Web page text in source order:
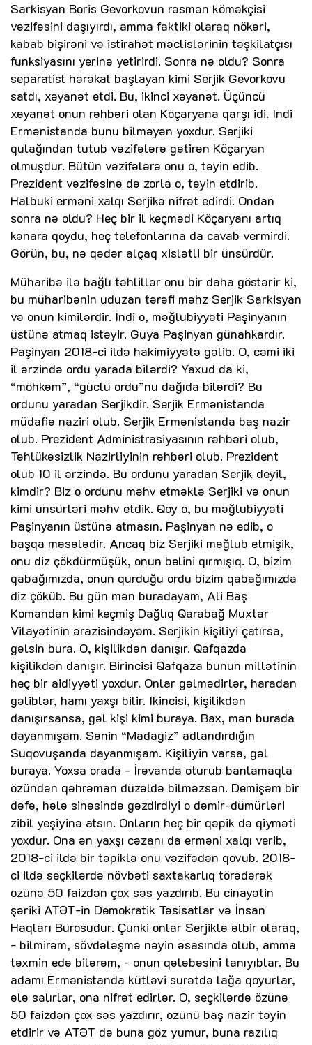
Sarkisyan Boris Gevorkovun rəsmən köməkçisi
vəzifəsini daşıyırdı, amma faktiki olaraq nökəri,
kabab bişirəni və istirahət məclislərinin təşkilatçısı
funksiyasını yerinə yetirirdi. Sonra nə oldu? Sonra
separatist hərəkat başlayan kimi Serjik Gevorkovu
satdı, xəyanət etdi. Bu, ikinci xəyanət. Üçüncü
xəyanət onun rəhbəri olan Köçaryana qarşı idi. İndi
Ermənistanda bunu bilməyən yoxdur. Serjiki
qulağından tutub vəzifələrə gətirən Köçaryan
olmuşdur. Bütün vəzifələrə onu o, təyin edib.
Prezident vəzifəsinə də zorla o, təyin etdirib.
Halbuki erməni xalqı Serjikə nifrət edirdi. Ondan
sonra nə oldu? Heç bir il keçmədi Köçaryanı artıq
kənara qoydu, heç telefonlarına da cavab vermirdi.
Görün, bu, nə qədər alçaq xislətli bir ünsürdür.
Müharibə ilə bağlı təhlillər onu bir daha göstərir ki,
bu müharibənin uduzan tərəfi məhz Serjik Sarkisyan
və onun kimilərdir. İndi o, məğlubiyyəti Paşinyanın
üstünə atmaq istəyir. Guya Paşinyan günahkardır.
Paşinyan 2018-ci ildə hakimiyyətə gəlib. O, cəmi iki
il ərzində ordu yarada bilərdi? Yaxud da ki,
“möhkəm”, “güclü ordu”nu dağıda bilərdi? Bu
ordunu yaradan Serjikdir. Serjik Ermənistanda
müdafiə naziri olub. Serjik Ermənistanda baş nazir
olub. Prezident Administrasiyasının rəhbəri olub,
Təhlükəsizlik Nazirliyinin rəhbəri olub. Prezident
olub 10 il ərzində. Bu ordunu yaradan Serjik deyil,
kimdir? Biz o ordunu məhv etməklə Serjiki və onun
kimi ünsürləri məhv etdik. Qoy o, bu məğlubiyyəti
Paşinyanın üstünə atmasın. Paşinyan nə edib, o
başqa məsələdir. Ancaq biz Serjiki məğlub etmişik,
onu diz çökdürmüşük, onun belini qırmışıq. O, bizim
qabağımızda, onun qurduğu ordu bizim qabağımızda
diz çöküb. Bu gün mən buradayam, Ali Baş
Komandan kimi keçmiş Dağlıq Qarabağ Muxtar
Vilayətinin ərazisindəyəm. Serjikin kişiliyi çatırsa,
gəlsin bura. O, kişilikdən danışır. Qafqazda
kişilikdən danışır. Birincisi Qafqaza bunun millətinin
heç bir aidiyyəti yoxdur. Onlar gəlmədirlər, haradan
gəliblər, hamı yaxşı bilir. İkincisi, kişilikdən
danışırsansa, gəl kişi kimi buraya. Bax, mən burada
dayanmışam. Sənin “Madagiz” adlandırdığın
Suqovuşanda dayanmışam. Kişiliyin varsa, gəl
buraya. Yoxsa orada - İrəvanda oturub banlamaqla
özündən qəhrəman düzəldə bilməzsən. Demişəm bir
dəfə, hələ sinəsində gəzdirdiyi o dəmir-dümürləri
zibil yeşiyinə atsın. Onların heç bir qəpik də qiyməti
yoxdur. Ona ən yaxşı cəzanı da erməni xalqı verib,
2018-ci ildə bir təpiklə onu vəzifədən qovub. 2018-
ci ildə seçkilərdə növbəti saxtakarlıq törədərək
özünə 50 faizdən çox səs yazdırıb. Bu cinayətin
şəriki ATƏT-in Demokratik Təsisatlar və İnsan
Haqları Bürosudur. Çünki onlar Serjiklə əlbir olaraq,
- bilmirəm, sövdələşmə nəyin əsasında olub, amma
təxmin edə bilərəm, - onun qələbəsini tanıyıblar. Bu
adamı Ermənistanda kütləvi surətdə lağa qoyurlar,
ələ salırlar, ona nifrət edirlər. O, seçkilərdə özünə
50 faizdən çox səs yazdırır, özünü baş nazir təyin
etdirir və ATƏT də buna göz yumur, buna razılıq